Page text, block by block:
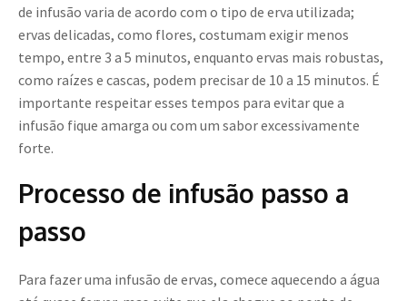
de infusão varia de acordo com o tipo de erva utilizada;
ervas delicadas, como flores, costumam exigir menos
tempo, entre 3 a 5 minutos, enquanto ervas mais robustas,
como raízes e cascas, podem precisar de 10 a 15 minutos. É
importante respeitar esses tempos para evitar que a
infusão fique amarga ou com um sabor excessivamente
forte.
Processo de infusão passo a
passo
Para fazer uma infusão de ervas, comece aquecendo a água